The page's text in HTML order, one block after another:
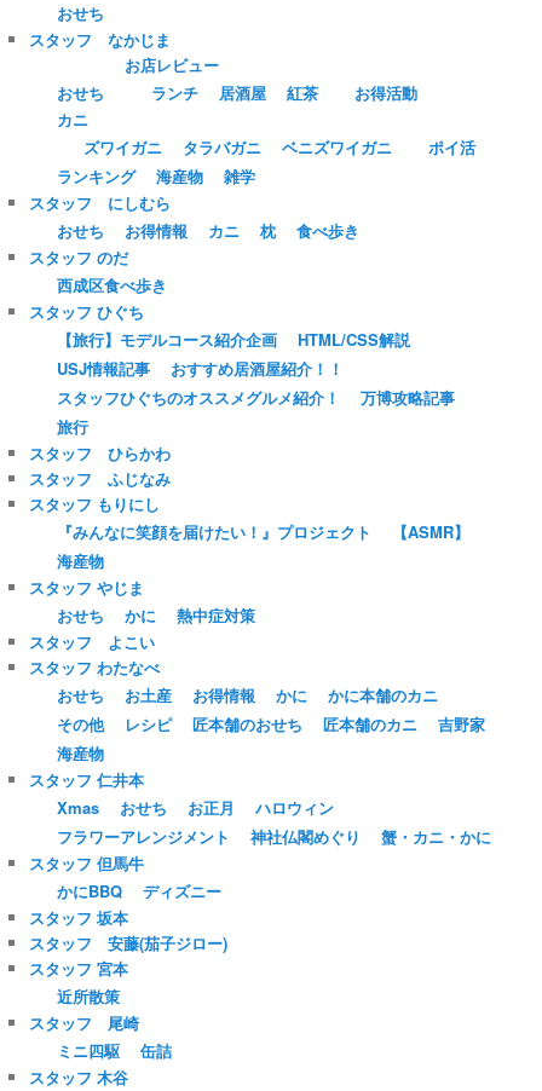
おせち
スタッフ なかじま
おせち
お店レビュー
ランチ
居酒屋 紅茶
お得活動
カニ
ズワイガニ
タラバガニ ベニズワイガニ
ポイ活
ランキング
海産物
雑学
スタッフ にしむら
おせち
お得情報 カニ 枕
食べ歩き
スタッフ のだ
西成区食べ歩き
スタッフ ひぐち
【旅行】モデルコース紹介企画
HTML/CSS解説
USJ情報記事
おすすめ居酒屋紹介！！
スタッフひぐちのオススメグルメ紹介！
万博攻略記事
旅行
スタッフ ひらかわ
スタッフ ふじなみ
スタッフ もりにし
『みんなに笑顔を届けたい！』プロジェクト
【ASMR】
海産物
スタッフ やじま
おせち
かに
熱中症対策
スタッフ よこい
スタッフ わたなべ
おせち
お土産 お得情報 かに
かに本舗のカニ
その他
レシピ 匠本舗のおせち 匠本舗のカニ
吉野家
海産物
スタッフ 仁井本
Xmas
おせち お正月
ハロウィン
フラワーアレンジメント
神社仏閣めぐり
蟹・カニ・かに
スタッフ 但馬牛
かにBBQ
ディズニー
スタッフ 坂本
スタッフ 安藤(茄子ジロー)
スタッフ 宮本
近所散策
スタッフ 尾崎
ミニ四駆
缶詰
スタッフ 木谷